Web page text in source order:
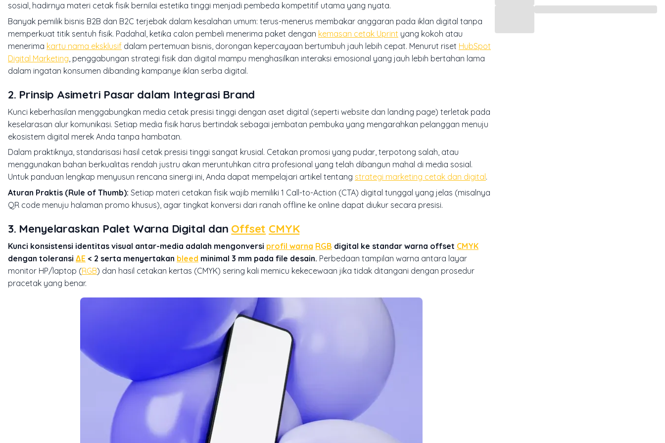
sosial, hadirnya materi cetak fisik bernilai estetika tinggi menjadi pembeda kompetitif utama yang nyata.
Banyak pemilik bisnis B2B dan B2C terjebak dalam kesalahan umum: terus-menerus membakar anggaran pada iklan digital tanpa
memperkuat titik sentuh fisik. Padahal, ketika calon pembeli menerima paket dengan kemasan cetak Uprint yang kokoh atau
menerima kartu nama eksklusif dalam pertemuan bisnis, dorongan kepercayaan bertumbuh jauh lebih cepat. Menurut riset HubSpot
Digital Marketing , penggabungan strategi fisik dan digital mampu menghasilkan interaksi emosional yang jauh lebih bertahan lama
dalam ingatan konsumen dibanding kampanye iklan serba digital.
2. Prinsip Asimetri Pasar dalam Integrasi Brand
Kunci keberhasilan menggabungkan media cetak presisi tinggi dengan aset digital (seperti website dan landing page) terletak pada
keselarasan alur komunikasi. Setiap media fisik harus bertindak sebagai jembatan pembuka yang mengarahkan pelanggan menuju
ekosistem digital merek Anda tanpa hambatan.
Dalam praktiknya, standarisasi hasil cetak presisi tinggi sangat krusial. Cetakan promosi yang pudar, terpotong salah, atau
menggunakan bahan berkualitas rendah justru akan meruntuhkan citra profesional yang telah dibangun mahal di media sosial.
Untuk panduan lengkap menyusun rencana sinergi ini, Anda dapat mempelajari artikel tentang strategi marketing cetak dan digital.
Aturan Praktis (Rule of Thumb): Setiap materi cetakan fisik wajib memiliki 1 Call-to-Action (CTA) digital tunggal yang jelas (misalnya
QR code menuju halaman promo khusus), agar tingkat konversi dari ranah offline ke online dapat diukur secara presisi.
3. Menyelaraskan Palet Warna Digital dan Offset CMYK
Kunci konsistensi identitas visual antar-media adalah mengonversi profil warna RGB digital ke standar warna offset CMYK
dengan toleransi ΔE < 2 serta menyertakan bleed minimal 3 mm pada file desain. Perbedaan tampilan warna antara layar
monitor HP/laptop (RGB) dan hasil cetakan kertas (CMYK) sering kali memicu kekecewaan jika tidak ditangani dengan prosedur
pracetak yang benar.